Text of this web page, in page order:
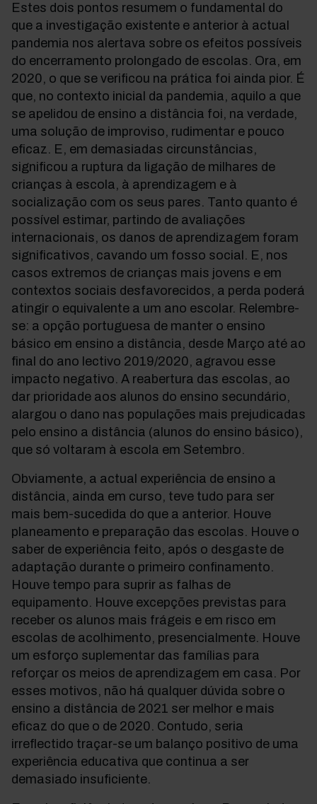
Estes dois pontos resumem o fundamental do
que a investigação existente e anterior à actual
pandemia nos alertava sobre os efeitos possíveis
do encerramento prolongado de escolas. Ora, em
2020, o que se verificou na prática foi ainda pior. É
que, no contexto inicial da pandemia, aquilo a que
se apelidou de ensino a distância foi, na verdade,
uma solução de improviso, rudimentar e pouco
eficaz. E, em demasiadas circunstâncias,
significou a ruptura da ligação de milhares de
crianças à escola, à aprendizagem e à
socialização com os seus pares. Tanto quanto é
possível estimar, partindo de avaliações
internacionais, os danos de aprendizagem foram
significativos, cavando um fosso social. E, nos
casos extremos de crianças mais jovens e em
contextos sociais desfavorecidos, a perda poderá
atingir o equivalente a um ano escolar. Relembre-
se: a opção portuguesa de manter o ensino
básico em ensino a distância, desde Março até ao
final do ano lectivo 2019/2020, agravou esse
impacto negativo. A reabertura das escolas, ao
dar prioridade aos alunos do ensino secundário,
alargou o dano nas populações mais prejudicadas
pelo ensino a distância (alunos do ensino básico),
que só voltaram à escola em Setembro.
Obviamente, a actual experiência de ensino a
distância, ainda em curso, teve tudo para ser
mais bem-sucedida do que a anterior. Houve
planeamento e preparação das escolas. Houve o
saber de experiência feito, após o desgaste de
adaptação durante o primeiro confinamento.
Houve tempo para suprir as falhas de
equipamento. Houve excepções previstas para
receber os alunos mais frágeis e em risco em
escolas de acolhimento, presencialmente. Houve
um esforço suplementar das famílias para
reforçar os meios de aprendizagem em casa. Por
esses motivos, não há qualquer dúvida sobre o
ensino a distância de 2021 ser melhor e mais
eficaz do que o de 2020. Contudo, seria
irreflectido traçar-se um balanço positivo de uma
experiência educativa que continua a ser
demasiado insuficiente.